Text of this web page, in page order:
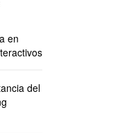
en
del